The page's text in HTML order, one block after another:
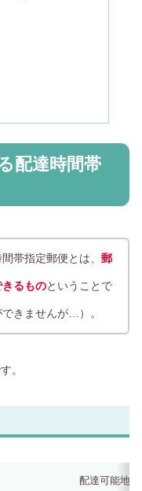
配達時間帯
帯指定郵便とは、 郵
るものということで
きませんが…）。
。
配達可能地域